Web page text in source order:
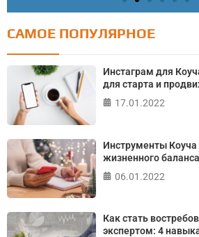
Тест: Как я контролирую
Онлайн тест на основе шкалы
Джулиана Роттера
САМОЕ ПОПУЛЯРНОЕ
Инстаграм для
для старта и
17.01.2022
Инструменты
жизненного баланса
06.01.2022
Как стать
экспертом: 4